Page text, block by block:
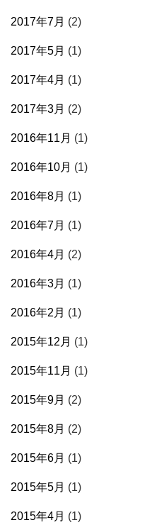
2017年7月 (2)
2017年5月 (1)
2017年4月 (1)
2017年3月 (2)
2016年11月 (1)
2016年10月 (1)
2016年8月 (1)
2016年7月 (1)
2016年4月 (2)
2016年3月 (1)
2016年2月 (1)
2015年12月 (1)
2015年11月 (1)
2015年9月 (2)
2015年8月 (2)
2015年6月 (1)
2015年5月 (1)
2015年4月 (1)